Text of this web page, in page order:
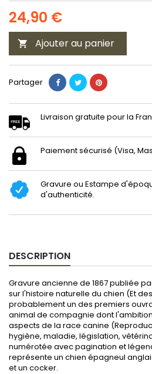
24,90 €
 Ajouter au panier
Partager
Livraison gratuite pour la
Paiement sécurisé (Visa,
Gravure ou Estampe
d'authenticité.
DESCRIPTION
Gravure ancienne de 1867 publiée
sur l'histoire naturelle du chien (Et
probablement un des premiers
animal de compagnie dont
aspects de la race canine
hygiène, maladie, législation,
numérotée avec pagination et
représente un chien épagneul
et un cocker.